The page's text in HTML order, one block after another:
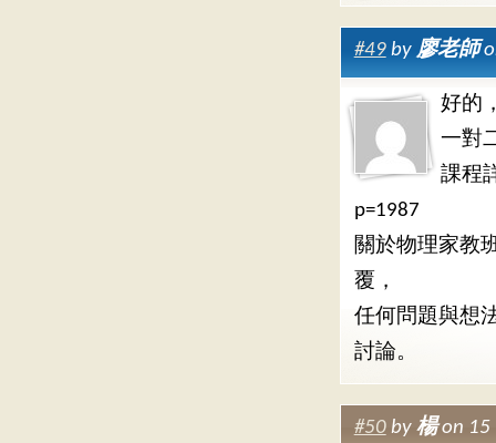
#49by 廖老師
好的
一對
課程
p=1987
關於物理家教
覆，
任何問題與想
討論。
#50by 楊on 15